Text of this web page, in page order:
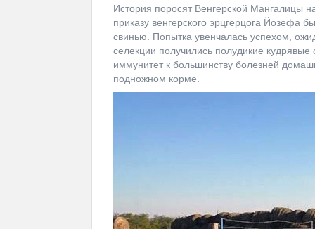
История поросят Венгерской Мангалицы
приказу венгерского эрцгерцога
свинью. Попытка увенчалась успехом,
селекции получились полудикие
иммунитет к большинству болезней
подножном корме.